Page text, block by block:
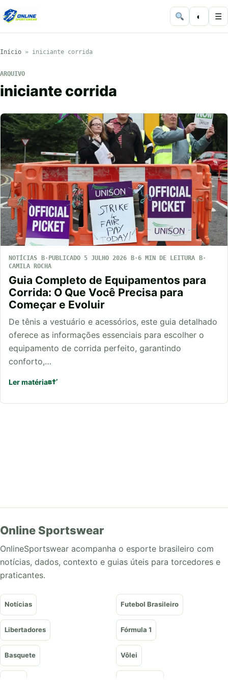
◐ ☰
Início » iniciante corrida
ARQUIVO
iniciante corrida
NOTÍCIAS PUBLICADO 5 JULHO 2026
6 MIN DE LEITURA
CAMILA ROCHA
Guia Completo de Equipamentos para
Corrida: O Que Você Precisa para
Começar e Evoluir
De tênis a vestuário e acessórios, este guia detalhado
oferece as informações essenciais para escolher o
equipamento de corrida perfeito, garantindo
conforto,…
Ler matéria
Online Sportswear
OnlineSportswear acompanha o esporte brasileiro com
notícias, dados, contexto e guias úteis para torcedores e
praticantes.
Notícias Futebol Brasileiro
Libertadores Fórmula 1
Basquete Vôlei